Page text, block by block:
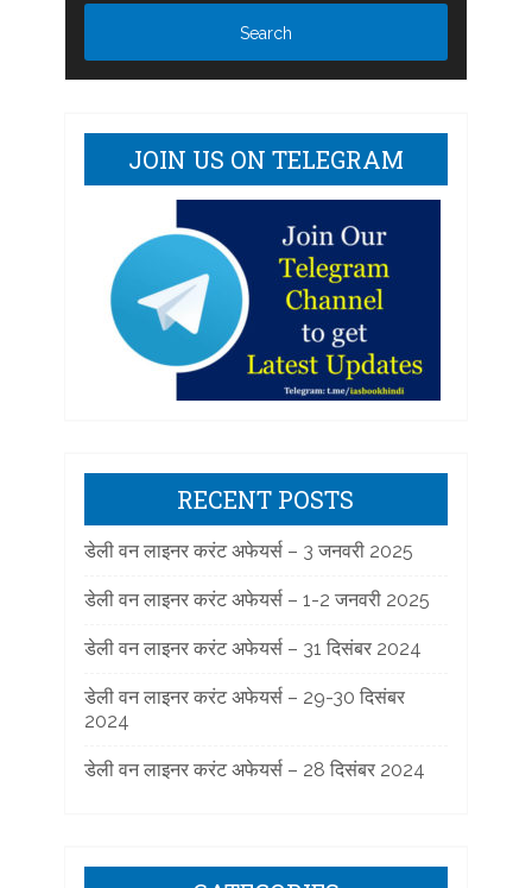
JOIN US ON TELEGRAM
RECENT POSTS
डेली वन लाइनर करंट अफेयर्स – 3 जनवरी 2025
डेली वन लाइनर करंट अफेयर्स – 1-2 जनवरी 2025
डेली वन लाइनर करंट अफेयर्स – 31 दिसंबर 2024
डेली वन लाइनर करंट अफेयर्स – 29-30 दिसंबर
2024
डेली वन लाइनर करंट अफेयर्स – 28 दिसंबर 2024